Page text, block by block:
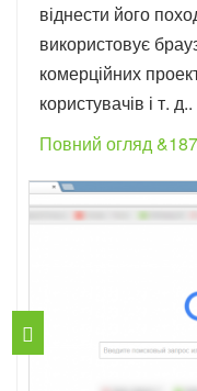
віднести його
використовує
комерційних
користувачів і т. д..
Повний огляд